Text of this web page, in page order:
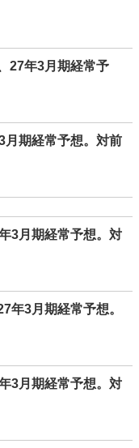
27年3月期経常予
月期経常予想。対前
3月期経常予想。対
年3月期経常予想。
3月期経常予想。対